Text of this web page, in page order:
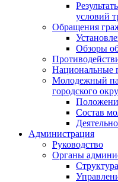
условий
Обращения
Обзоры
Национальные
Молодежный
городского
Состав
Администрация
Руководство
Органы
Структура